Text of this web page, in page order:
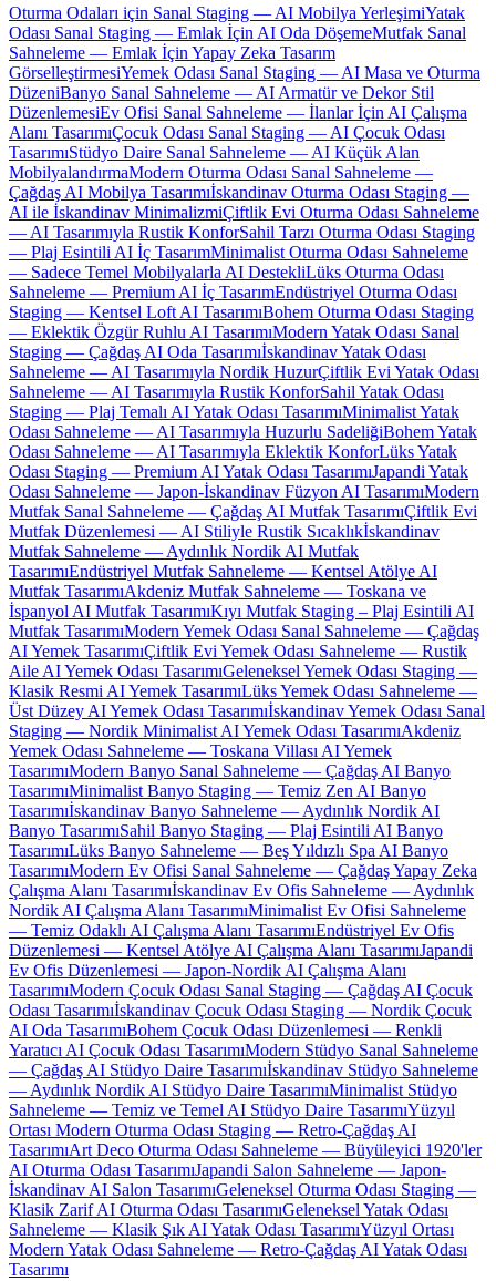
Oturma Odaları için Sanal Staging — AI Mobilya YerleşimiYatak
Odası Sanal Staging — Emlak İçin AI Oda DöşemeMutfak Sanal
Sahneleme — Emlak İçin Yapay Zeka Tasarım
GörselleştirmesiYemek Odası Sanal Staging — AI Masa ve Oturma
DüzeniBanyo Sanal Sahneleme — AI Armatür ve Dekor Stil
DüzenlemesiEv Ofisi Sanal Sahneleme — İlanlar İçin AI Çalışma
Alanı TasarımıÇocuk Odası Sanal Staging — AI Çocuk Odası
TasarımıStüdyo Daire Sanal Sahneleme — AI Küçük Alan
MobilyalandırmaModern Oturma Odası Sanal Sahneleme —
Çağdaş AI Mobilya Tasarımıİskandinav Oturma Odası Staging —
AI ile İskandinav MinimalizmiÇiftlik Evi Oturma Odası Sahneleme
— AI Tasarımıyla Rustik KonforSahil Tarzı Oturma Odası Staging
— Plaj Esintili AI İç TasarımMinimalist Oturma Odası Sahneleme
— Sadece Temel Mobilyalarla AI DestekliLüks Oturma Odası
Sahneleme — Premium AI İç TasarımEndüstriyel Oturma Odası
Staging — Kentsel Loft AI TasarımıBohem Oturma Odası Staging
— Eklektik Özgür Ruhlu AI TasarımıModern Yatak Odası Sanal
Staging — Çağdaş AI Oda Tasarımıİskandinav Yatak Odası
Sahneleme — AI Tasarımıyla Nordik HuzurÇiftlik Evi Yatak Odası
Sahneleme — AI Tasarımıyla Rustik KonforSahil Yatak Odası
Staging — Plaj Temalı AI Yatak Odası TasarımıMinimalist Yatak
Odası Sahneleme — AI Tasarımıyla Huzurlu SadeliğiBohem Yatak
Odası Sahneleme — AI Tasarımıyla Eklektik KonforLüks Yatak
Odası Staging — Premium AI Yatak Odası TasarımıJapandi Yatak
Odası Sahneleme — Japon-İskandinav Füzyon AI TasarımıModern
Mutfak Sanal Sahneleme — Çağdaş AI Mutfak TasarımıÇiftlik Evi
Mutfak Düzenlemesi — AI Stiliyle Rustik Sıcaklıkİskandinav
Mutfak Sahneleme — Aydınlık Nordik AI Mutfak
TasarımıEndüstriyel Mutfak Sahneleme — Kentsel Atölye AI
Mutfak TasarımıAkdeniz Mutfak Sahneleme — Toskana ve
İspanyol AI Mutfak TasarımıKıyı Mutfak Staging – Plaj Esintili AI
Mutfak TasarımıModern Yemek Odası Sanal Sahneleme — Çağdaş
AI Yemek TasarımıÇiftlik Evi Yemek Odası Sahneleme — Rustik
Aile AI Yemek Odası TasarımıGeleneksel Yemek Odası Staging —
Klasik Resmi AI Yemek TasarımıLüks Yemek Odası Sahneleme —
Üst Düzey AI Yemek Odası Tasarımıİskandinav Yemek Odası Sanal
Staging — Nordik Minimalist AI Yemek Odası TasarımıAkdeniz
Yemek Odası Sahneleme — Toskana Villası AI Yemek
TasarımıModern Banyo Sanal Sahneleme — Çağdaş AI Banyo
TasarımıMinimalist Banyo Staging — Temiz Zen AI Banyo
Tasarımıİskandinav Banyo Sahneleme — Aydınlık Nordik AI
Banyo TasarımıSahil Banyo Staging — Plaj Esintili AI Banyo
TasarımıLüks Banyo Sahneleme — Beş Yıldızlı Spa AI Banyo
TasarımıModern Ev Ofisi Sanal Sahneleme — Çağdaş Yapay Zeka
Çalışma Alanı Tasarımıİskandinav Ev Ofis Sahneleme — Aydınlık
Nordik AI Çalışma Alanı TasarımıMinimalist Ev Ofisi Sahneleme
— Temiz Odaklı AI Çalışma Alanı TasarımıEndüstriyel Ev Ofis
Düzenlemesi — Kentsel Atölye AI Çalışma Alanı TasarımıJapandi
Ev Ofis Düzenlemesi — Japon-Nordik AI Çalışma Alanı
TasarımıModern Çocuk Odası Sanal Staging — Çağdaş AI Çocuk
Odası Tasarımıİskandinav Çocuk Odası Staging — Nordik Çocuk
AI Oda TasarımıBohem Çocuk Odası Düzenlemesi — Renkli
Yaratıcı AI Çocuk Odası TasarımıModern Stüdyo Sanal Sahneleme
— Çağdaş AI Stüdyo Daire Tasarımıİskandinav Stüdyo Sahneleme
— Aydınlık Nordik AI Stüdyo Daire TasarımıMinimalist Stüdyo
Sahneleme — Temiz ve Temel AI Stüdyo Daire TasarımıYüzyıl
Ortası Modern Oturma Odası Staging — Retro-Çağdaş AI
TasarımıArt Deco Oturma Odası Sahneleme — Büyüleyici 1920'ler
AI Oturma Odası TasarımıJapandi Salon Sahneleme — Japon-
İskandinav AI Salon TasarımıGeleneksel Oturma Odası Staging —
Klasik Zarif AI Oturma Odası TasarımıGeleneksel Yatak Odası
Sahneleme — Klasik Şık AI Yatak Odası TasarımıYüzyıl Ortası
Modern Yatak Odası Sahneleme — Retro-Çağdaş AI Yatak Odası
Tasarımı